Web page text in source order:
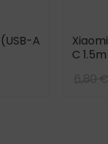
A
C 1.5m
6,80 €